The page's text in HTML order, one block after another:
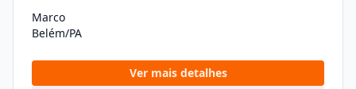
Marco
Belém/PA
Ver mais detalhes